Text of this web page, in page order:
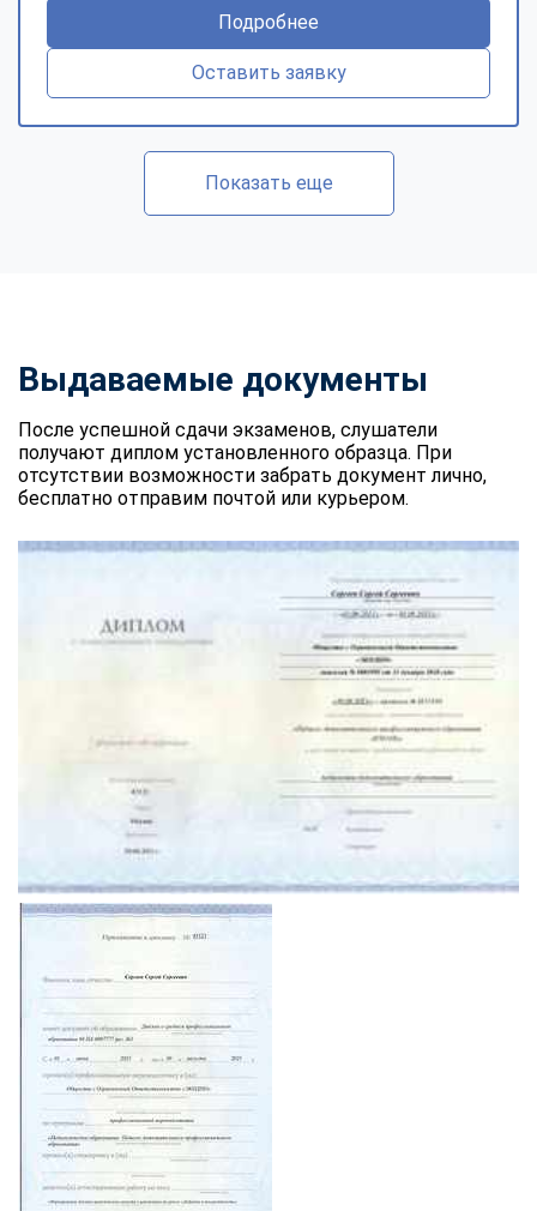
Подробнее
Оставить заявку
Показать еще
Выдаваемые документы
После успешной сдачи экзаменов, слушатели
получают диплом установленного образца. При
отсутствии возможности забрать документ лично,
бесплатно отправим почтой или курьером.